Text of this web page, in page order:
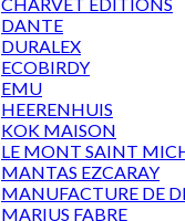
DANTE
DURALEX
ECOBIRDY
EMU
HEERENHUIS
KOK MAISON
LE MONT SAINT
MANTAS EZCARAY
MANUFACTURE DE
MARIUS FABRE